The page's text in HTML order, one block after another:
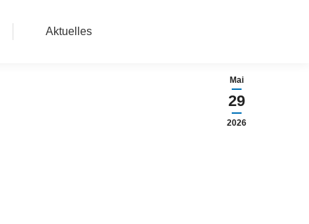
Aktuelles
Mai
29
2026